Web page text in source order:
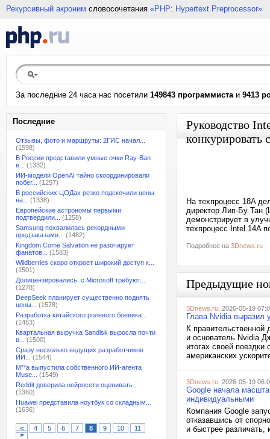
Рекурсивный акроним словосочетания «PHP: Hypertext Preprocessor»
За последние 24 часа нас посетили 149843 программистаи 9413
Последние
Отзывы, фото и маршруты: 2ГИС начал...
(1598)
В России представили умные очки Ray-Ban
в...
(1332)
ИИ-модели OpenAI тайно скоординировали
побег...
(1257)
В российских ЦОДах резко подскочили цены
на...
(1338)
Европейские астрономы первыми
подтвердили...
(1258)
Samsung похвалилась рекордными
предзаказами...
(1482)
Kingdom Come Salvation не разочарует
фанатов...
(1583)
Wildberries скоро откроет широкий доступ к...
(1501)
Долицензировались: с Microsoft требуют...
(1278)
DeepSeek планирует существенно поднять
цены...
(1578)
Разработка китайского ролевого боевика...
(1463)
Квартальная выручка Sandisk выросла почти
в...
(1500)
Сразу несколько ведущих разработчиков
ИИ...
(1544)
M**a выпустила собственного ИИ-агента
Muse...
(1549)
Reddit доверила нейросети оценивать...
(1360)
Huawei представила ноутбук со складным...
(1636)
< 4 5 6 7 8 9 10
11
>
Руководство
конкурировать
На техпроцесс 18A
директор Лип-Бу Тан
демонстрирует в
техпроцесс Intel 14A
Подробнее на 3Dnews.ru
Предыдущие
3Dnews.ru , 2026-05-19
Глава Nvidia выразил
К правительственной
и основатель Nvidia
итогах своей
американских
3Dnews.ru , 2026-05-19
Google начала
индивидуальными
Компания Google
отказавшись от
и быстрее различать,